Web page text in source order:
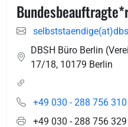
DBSH Büro Berlin
17/18, 10179 Berlin
+49 030 - 288 756 310
+49 030 - 288 756 329